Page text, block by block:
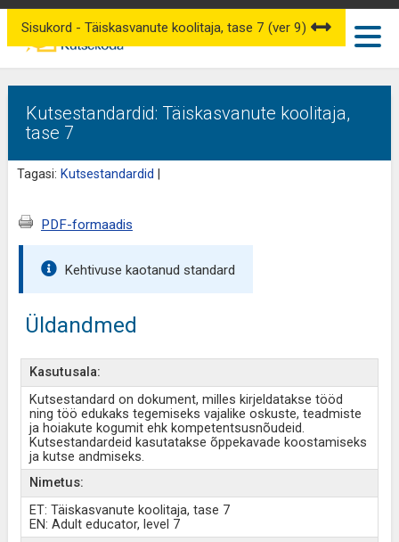
Kutsestandardid: Täiskasvanute koolitaja,
tase 7
Tagasi: Kutsestandardid
Sisukord - Täiskasvanute koolitaja, tase 7 (ver 9)
PDF-formaadis
Kehtivuse kaotanud standard
Üldandmed
Kasutusala:
Kutsestandard on dokument, milles kirjeldatakse tööd
ning töö edukaks tegemiseks vajalike oskuste, teadmiste
ja hoiakute kogumit ehk kompetentsusnõudeid.
Kutsestandardeid kasutatakse õppekavade koostamiseks
ja kutse andmiseks.
Nimetus:
ET: Täiskasvanute koolitaja, tase 7
EN: Adult educator, level 7